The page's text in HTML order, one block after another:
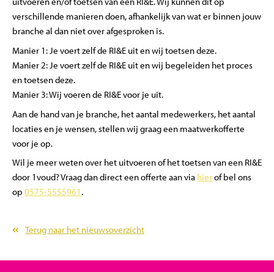
verschillende manieren doen, afhankelijk van wat er binnen jouw
branche al dan niet over afgesproken is.
Manier 1: Je voert zelf de RI&E uit en wij toetsen deze.
Manier 2: Je voert zelf de RI&E uit en wij begeleiden het proces
en toetsen deze.
Manier 3: Wij voeren de RI&E voor je uit.
Aan de hand van je branche, het aantal medewerkers, het aantal
locaties en je wensen, stellen wij graag een maatwerkofferte
voor je op.
Wil je meer weten over het uitvoeren of het toetsen van een RI&E
door 1voud? Vraag dan direct een offerte aan via hierof bel ons
op 0575-5555961 .
Terug naar het nieuwsoverzicht